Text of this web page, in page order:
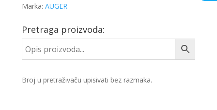
Marka: AUGER
Pretraga proizvoda:
Broj u pretraživaču upisivati bez razmaka.